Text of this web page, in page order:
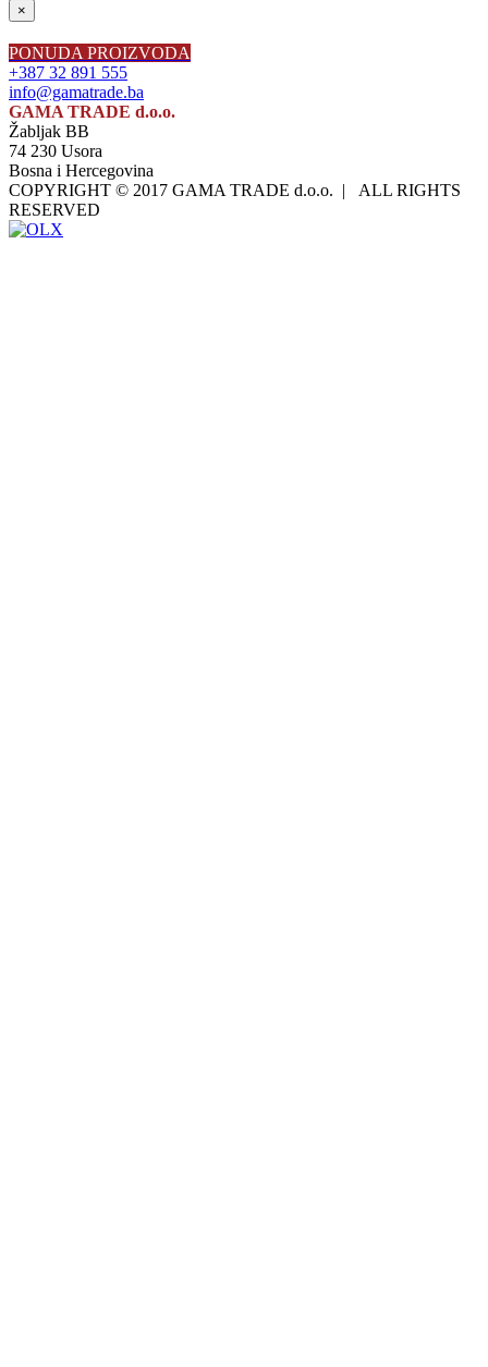
Close
product
quick
view
×
PONUDA PROIZVODA
+387 32 891 555
info@gamatrade.ba
GAMA TRADE d.o.o.
Žabljak BB
74 230 Usora
Bosna i Hercegovina
COPYRIGHT © 2017 GAMA TRADE d.o.o. | ALL RIGHTS
RESERVED
Facebook
Instagram
LinkedIn
OLX